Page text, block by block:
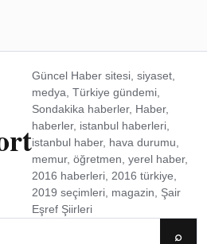
Güncel Haber sitesi, siyaset,
medya, Türkiye gündemi,
Sondakika haberler, Haber,
haberler, istanbul haberleri,
istanbul haber, hava durumu,
memur, öğretmen, yerel haber,
2016 haberleri, 2016 türkiye,
2019 seçimleri, magazin, Şair
Eşref Şiirleri
⌕